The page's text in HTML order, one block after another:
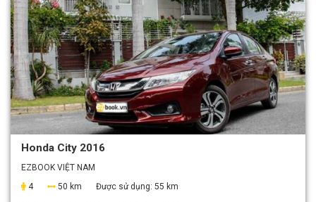
Honda City 2016
EZBOOK VIỆT NAM
4
50 km Được sử dụng: 55 km